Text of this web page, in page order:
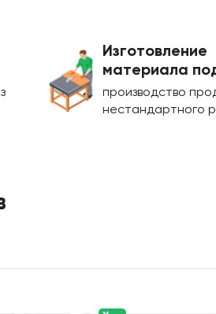
Изготовление
материала
производство
нестандартного